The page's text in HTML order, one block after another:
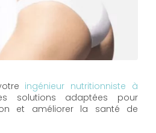
ingénieur nutritionniste à
solutions adaptées pour
et améliorer la santé de